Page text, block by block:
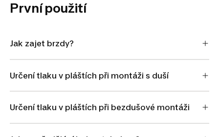
První použití
Jak zajet brzdy?
Určení tlaku v pláštích při montáži s duší
Určení tlaku v pláštích při bezdušové montáži